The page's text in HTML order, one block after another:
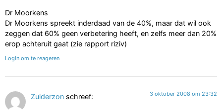
Dr Moorkens
Dr Moorkens spreekt inderdaad van de 40%, maar dat wil ook
zeggen dat 60% geen verbetering heeft, en zelfs meer dan 20%
erop achteruit gaat (zie rapport riziv)
Login om te reageren
Zuiderzon schreef: 3 oktober 2008 om 23:32